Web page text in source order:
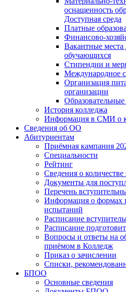
оснащенность
Доступная среда
Платные
Финансово-
Вакантные места
обучающихся
Стипендии и
Международное
Организация
организации
История колледжа
Информация в СМИ о
Сведения об ОО
Абитуриентам
Приёмная кампания
Специальности
Рейтинг
Сведения о
Документы для
Перечень
Информация о формах
испытаний
Расписание
Расписание
Вопросы и ответы на
приёмом в Колледж
Приказ о зачислении
Списки,
БПОО
Основные сведения